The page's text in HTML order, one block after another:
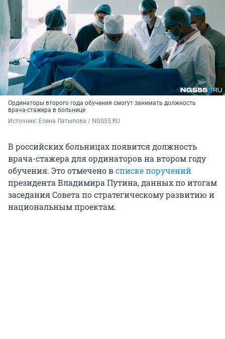
Ординаторы второго года обучения смогут занимать должность
врача-стажера в больнице
Источник: Елена Латыпова / NGS55.RU
В российских больницах появится должность
врача-стажера для ординаторов на втором году
обучения. Это отмечено всписке поручений
президента Владимира Путина, данных по итогам
заседания Совета по стратегическому развитию и
национальным проектам.